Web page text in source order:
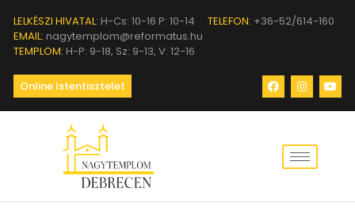
LELKÉSZI HIVATAL: H-Cs: 10-16 P: 10-14 TELEFON: +36-52/614-160
EMAIL: nagytemplom@reformatus.hu
TEMPLOM: H-P: 9-18, Sz: 9-13, V: 12-16
Online Istentisztelet